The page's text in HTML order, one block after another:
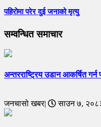
पहिरोमा परेर दुई जनाको मृत्यु
सम्वन्धित समाचार
अन्तरराष्ट्रिय उडान आकर्षित
जनचासो खबर| साउन ७, २०८३